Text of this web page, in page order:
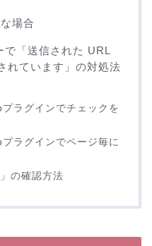
場合
「送信された URL
れています」の対処法
ラグインでチェックを
ラグインでページ毎に
の確認方法